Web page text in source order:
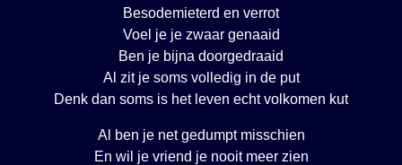
Besodemieterd en verrot
Voel je je zwaar genaaid
Ben je bijna doorgedraaid
Al zit je soms volledig in de put
Denk dan soms is het leven echt volkomen kut
Al ben je net gedumpt misschien
En wil je vriend je nooit meer zien